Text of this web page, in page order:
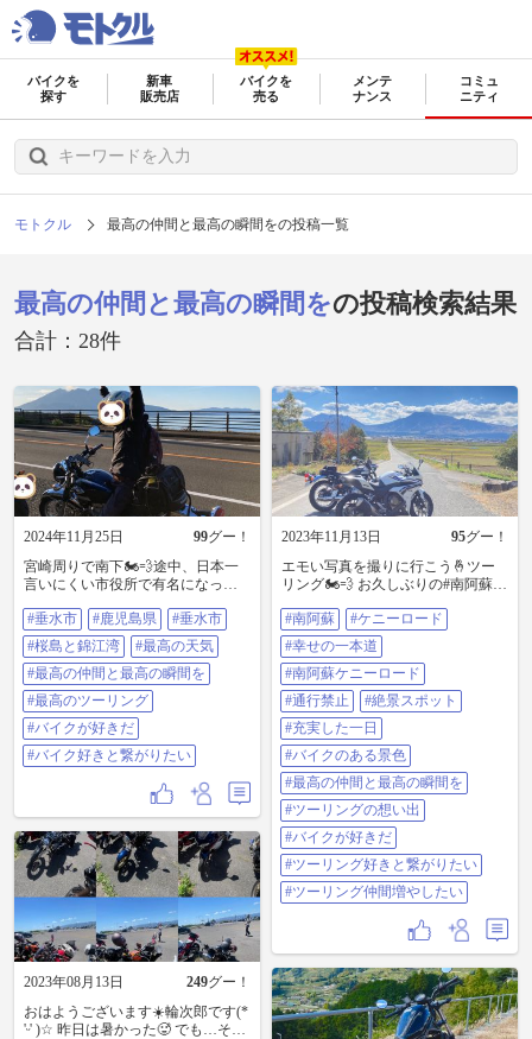
バイクを
探す
新車
販売店
バイクを
売る
メンテ
ナンス
コミュ
ニティ
モトクル 最高の仲間と最高の瞬間をの投稿一覧
最高の仲間と最高の瞬間をの投稿検索結果
合計：28件
2024年11月25日 99グー！
宮崎周りで南下🏍️💨途中、日本一
言いにくい市役所で有名になっ
け？しふしし、しぶし、しぶしぶ
しぶ…」 しぶしぶしぶ、うるさい
と言われる。 志布志市志布志町志
布志の志布志市役所志布志支所 早
口言葉じゃないんだから、読める
訳がない。 #垂水市 「桜島きたー
⁽⁽٩(๑˃̶͈̀ ᗨ ˂̶͈́)۶⁾⁾ ♡」テンション爆上
がり。昨日1番、テンション上がっ
た友人の姿をお納めください。桜
島をバックに 写真を📸✨道ゆくラ
イダーのヤエーが、もはや大観峰
並みで楽し過ぎた(≧▽≦♡) わかり
ます。そりゃ、両手バンザイヤエ
ーしたくなりますよね。 沢山のヤ
エー、ありがとうございました✨
鹿児島最高 #鹿児島県 #垂水市 #桜
間と最高の瞬間を #最高のツーリン
グ #バイクが好きだ #バイク好きと
繋がりたい
#垂水市 #鹿児島県
#垂水市
#桜島と錦江湾
#最高の天気
#最高の仲間と最高の瞬間を
#最高のツーリング
#バイクが好きだ
#バイク好きと繋がりたい
2023年11月13日 95グー！
エモい写真を撮りに行こう🤞ツー
リング🏍️💨 お久しぶりの#南阿蘇
え。何、この看板🪧Σ(￣。￣ﾉ)ﾉ ま
さかの、通行禁止🈲 いつものメン
バー揃わず、本日の2人はリサーチ
能力0 仕方ないと気を取り直し、気
になってた#幸せの一本道 なんかさ
ぁ？山に向かって無い？ほんとに
この道なん？ (´-ω-`)って、疑う。こ
こ。って言うから一旦停止。振り
返ったら、絶景過ぎて、ビビる⛰️
ready go🏍️💨 ⁽⁽٩(๑˃̶͈̀ ᗨ ˂̶͈́)۶⁾⁾ ♡ この
道、見つけた人、天才。ケニーロ
ード並みに、名前つけてもいいと
思った日。 リハビリツーリング初
の県外脱出。 また走りたい道。次
は、みんなで来ようね、と誓った
帰り道。 #南阿蘇ケニーロード #通
行禁止 気をつけて #絶景スポット #
阿蘇は最高 #バイクのある景色 #最
高の仲間と最高の瞬間を #ツーリン
グの想い出 #バイクが好きだ #ツー
リング好きと繋がりたい #ツーリン
グ仲間増やしたい
#南阿蘇
#ケニーロード
#幸せの一本道
#南阿蘇ケニーロード
#通行禁止
#絶景スポット
#充実した一日
#バイクのある景色
#最高の仲間と最高の瞬間を
#ツーリングの想い出
#バイクが好きだ
#ツーリング好きと繋がりたい
#ツーリング仲間増やしたい
2023年08月13日 249グー！
おはようございます☀️輪次郎です(*
'ᵕ' )☆ 昨日は暑かった🥵 でも…それ